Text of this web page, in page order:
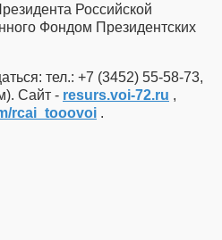
Российской
Фондом Президентских
тел.: +7 (3452) 55-58-73,
Сайт - resurs.voi-72.ru ,
rcai_tooovoi .